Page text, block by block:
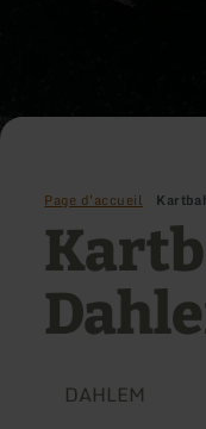
Page d'accueil
DAHLEM